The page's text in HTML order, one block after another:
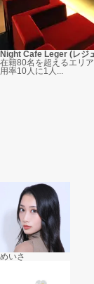
Night Cafe Leger (レジ
在籍80名を超えるエリ
用率10人に1人...
めいさ